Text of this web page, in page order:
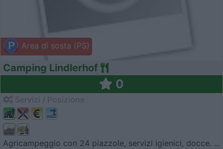
Area di sosta (PS)
Camping Lindlerhof
0
Agricampeggio con 24 piazzole, servizi igienici, docce. ...